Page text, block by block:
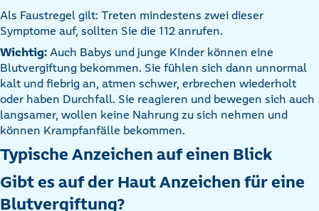
Als Faustregel gilt: Treten mindestens zwei dieser
Symptome auf, sollten Sie die 112 anrufen.
Wichtig: Auch Babys und junge Kinder können eine
Blutvergiftung bekommen. Sie fühlen sich dann unnormal
kalt und fiebrig an, atmen schwer, erbrechen wiederholt
oder haben Durchfall. Sie reagieren und bewegen sich auch
langsamer, wollen keine Nahrung zu sich nehmen und
können Krampfanfälle bekommen.
Typische Anzeichen auf einen Blick
Gibt es auf der Haut Anzeichen für eine
Blutvergiftung?